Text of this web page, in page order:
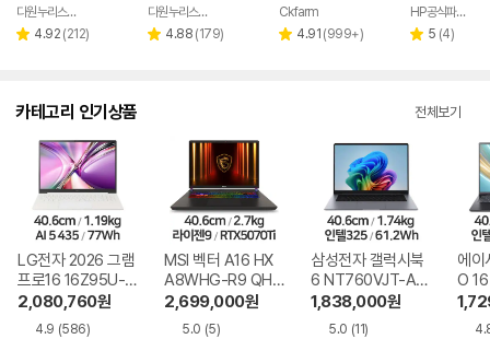
페이
다원누리스토어
별 4.92 리
(212)
페이
다원누리스토어
별 4.88 리
(179)
페이
Ckfarm
별 4.91 리
(999+)
HP공식파트너 이텍컴퓨터
별 5 리
(4)
카테고리 인기상품 전체보기
LG전자 2026 그램
프로16 16Z95U-G
S5WK
2,080,760원
4.9 (586)
MSI 벡터 A16 HX
A8WHG-R9 QHD
+
2,699,000원
5.0 (5)
삼성전자 갤럭시북
6 NT760VJT-A51
A
1,838,000원
5.0 (11)
에이
O
1-